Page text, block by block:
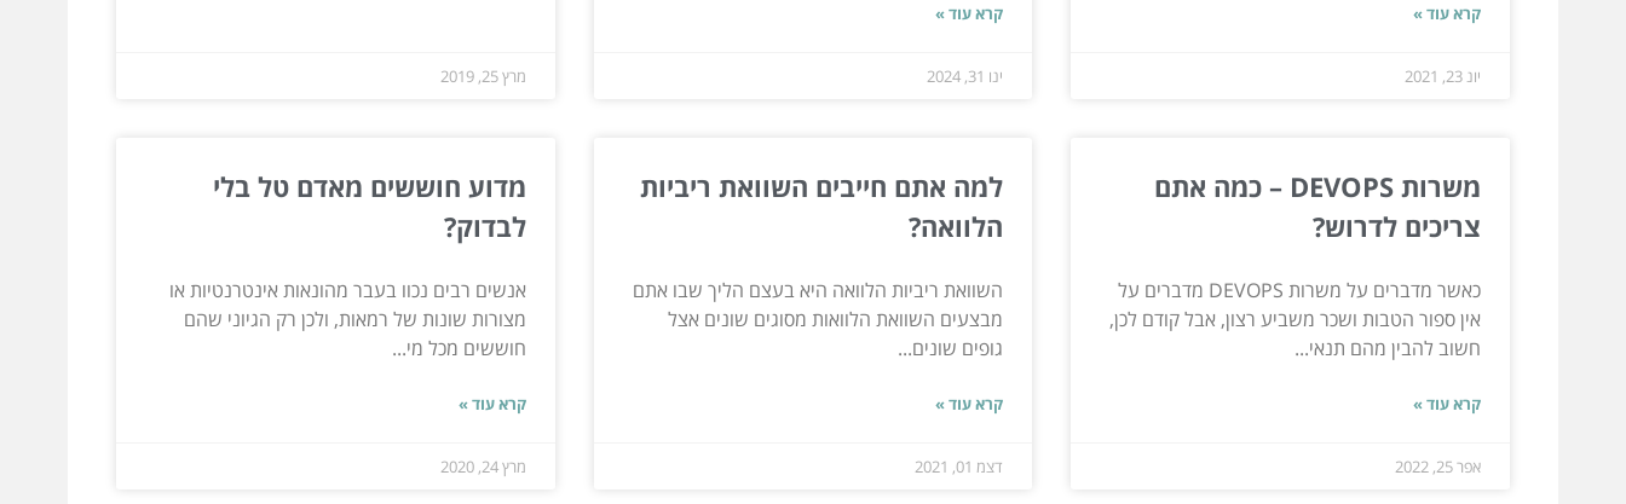
קרא עוד »
יונ 23, 2021
קרא עוד »
ינו 31, 2024 מרץ 25, 2019
משרות DEVOPS – כמה אתם
צריכים לדרוש?
כאשר מדברים על משרות DEVOPS מדברים על
אין ספור הטבות ושכר משביע רצון, אבל קודם לכן,
חשוב להבין מהם תנאי...
קרא עוד »
אפר 25, 2022
למה אתם חייבים השוואת ריביות
הלוואה?
השוואת ריביות הלוואה היא בעצם הליך שבו אתם
מבצעים השוואת הלוואות מסוגים שונים אצל
גופים שונים...
קרא עוד »
דצמ 01, 2021
מדוע חוששים מאדם טל בלי
לבדוק?
אנשים רבים נכוו בעבר מהונאות אינטרנטיות או
מצורות שונות של רמאות, ולכן רק הגיוני שהם
חוששים מכל מי...
קרא עוד »
מרץ 24, 2020